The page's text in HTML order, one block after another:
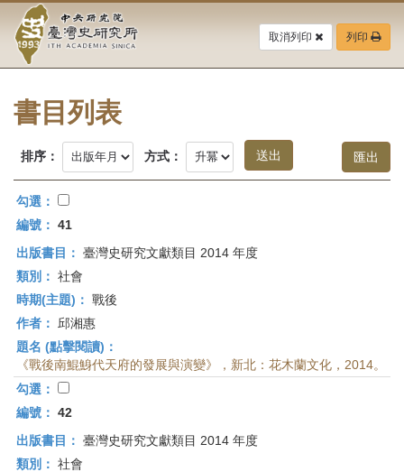
要
中
央
研
究
院-
臺
灣
史
研
究
所-
首
頁
取消列印 列印
書目列表
排序： 方式：
勾選：
編號： 41
出版書目： 臺灣史研究文獻類目 2014 年度
類別： 社會
時期(主題)： 戰後
作者：
邱湘惠
題名 (點擊閱讀)：
《戰後南鯤鯓代天府的發展與演變》，新北：花木蘭文化，2014。
勾選：
編號： 42
出版書目： 臺灣史研究文獻類目 2014 年度
類別： 社會